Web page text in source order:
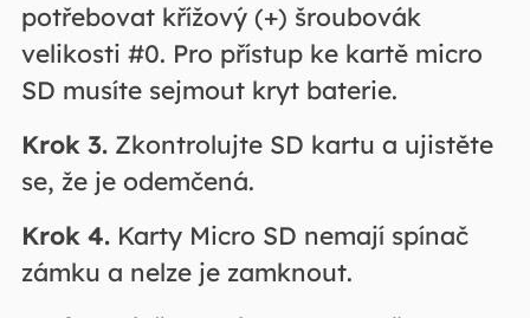
potřebovat křížový (+) šroubovák
velikosti #0. Pro přístup ke kartě micro
SD musíte sejmout kryt baterie.
Krok 3.Zkontrolujte SD kartu a ujistěte
se, že je odemčená.
Krok 4.Karty Micro SD nemají spínač
zámku a nelze je zamknout.